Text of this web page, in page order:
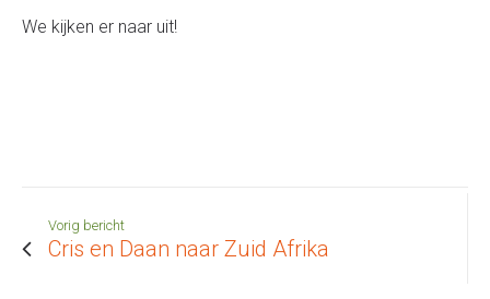
We kijken er naar uit!
Vorig bericht
Cris en Daan naar Zuid Afrika